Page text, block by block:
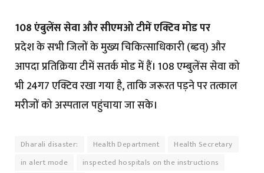
108 एंबुलेंस सेवा और सीएमओ टीमें एक्टिव मोड पर
प्रदेश के सभी जिलों के मुख्य चिकित्साधिकारी (ब्डव्) और
आपदा प्रतिक्रिया टीमें सतर्क मोड में हैं। 108 एम्बुलेंस सेवा को
भी 24ग7 एक्टिव रखा गया है, ताकि जरूरत पड़ने पर तत्काल
मरीजों को अस्पताल पहुंचाया जा सके।
Dharali disaster: Health Department
Health Secretary
in alert mode
inspected hospitals on the instructions